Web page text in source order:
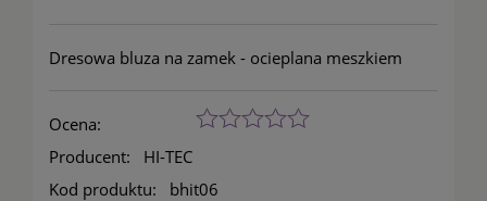
Dresowa bluza na zamek - ocieplana meszkiem
Ocena:
Producent:
HI-TEC
Kod produktu:
bhit06